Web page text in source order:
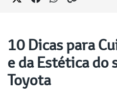
10 Dicas para
e da Estética do
Toyota